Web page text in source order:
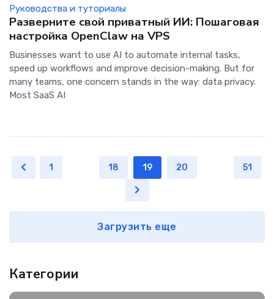
Руководства и туториалы
Разверните свой приватный ИИ: Пошаговая
настройка OpenClaw на VPS
Businesses want to use AI to automate internal tasks,
speed up workflows and improve decision-making. But for
many teams, one concern stands in the way: data privacy.
Most SaaS AI
1 18 19 20 51
Загрузить еще
Категории